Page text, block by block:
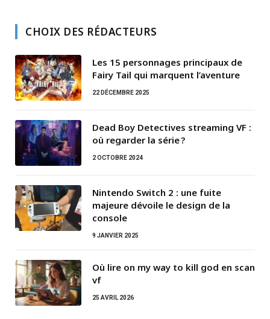
CHOIX DES RÉDACTEURS
Les 15 personnages principaux de
Fairy Tail qui marquent l’aventure
22 DÉCEMBRE 2025
Dead Boy Detectives streaming VF :
où regarder la série ?
2 OCTOBRE 2024
Nintendo Switch 2 : une fuite
majeure dévoile le design de la
console
9 JANVIER 2025
Où lire on my way to kill god en scan
vf
25 AVRIL 2026